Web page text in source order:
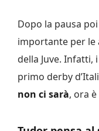
Dopo la pausa
importante per le
della Juve. Infatti,
primo derby
non ci sarà, ora